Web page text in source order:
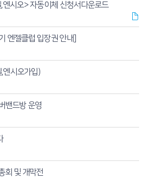
시오> 자동이체 신청서다운로드
엔젤클럽 입장권 안내]
엔시오가입)
밴드방 운영
회 및 개막전